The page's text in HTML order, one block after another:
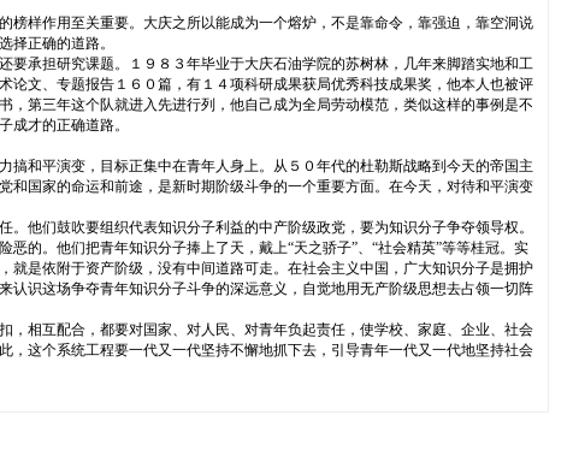
样作用至关重要。大庆之所以能成为一个熔炉，不是靠命令，靠强迫，靠空洞说
择正确的道路。
承担研究课题。１９８３年毕业于大庆石油学院的苏树林，几年来脚踏实地和工
文、专题报告１６０篇，有１４项科研成果获局优秀科技成果奖，他本人也被评
第三年这个队就进入先进行列，他自己成为全局劳动模范，类似这样的事例是不
成才的正确道路。
和平演变，目标正集中在青年人身上。从５０年代的杜勒斯战略到今天的帝国主
国家的命运和前途，是新时期阶级斗争的一个重要方面。在今天，对待和平演变
他们鼓吹要组织代表知识分子利益的中产阶级政党，要为知识分子争夺领导权。
的。他们把青年知识分子捧上了天，戴上“天之骄子”、“社会精英”等等桂冠。实
是依附于资产阶级，没有中间道路可走。在社会主义中国，广大知识分子是拥护
识这场争夺青年知识分子斗争的深远意义，自觉地用无产阶级思想去占领一切阵
相互配合，都要对国家、对人民、对青年负起责任，使学校、家庭、企业、社会
这个系统工程要一代又一代坚持不懈地抓下去，引导青年一代又一代地坚持社会